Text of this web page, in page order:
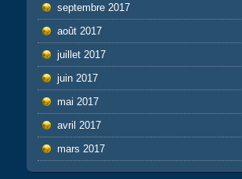
septembre 2017
août 2017
juillet 2017
juin 2017
mai 2017
avril 2017
mars 2017